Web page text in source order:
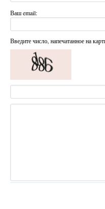
Ваш email:
Введите число, напечатанное на